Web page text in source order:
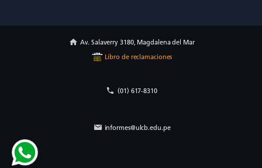
Av. Salaverry 3180, Magdalena del Mar
Libro de reclamaciones
(01) 617-8310
informes@ulcb.edu.pe